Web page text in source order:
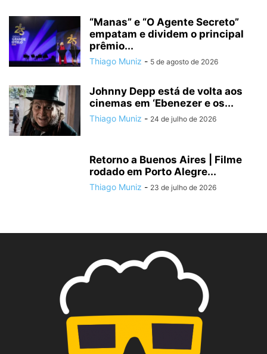
“Manas” e “O Agente Secreto”
empatam e dividem o principal
prêmio...
Thiago Muniz - 5 de agosto de 2026
Johnny Depp está de volta aos
cinemas em ‘Ebenezer e os...
Thiago Muniz - 24 de julho de 2026
Retorno a Buenos Aires | Filme
rodado em Porto Alegre...
Thiago Muniz - 23 de julho de 2026